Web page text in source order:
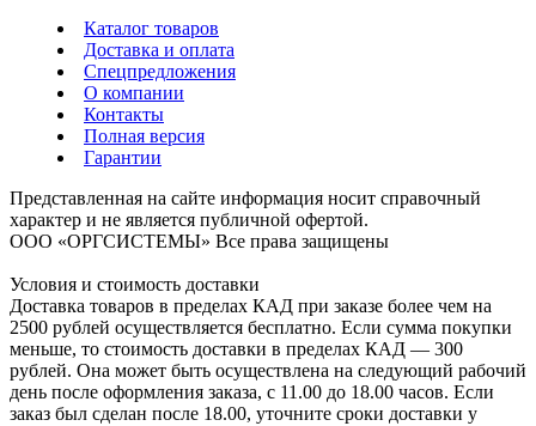
Каталог товаров
Доставка и оплата
Спецпредложения
О компании
Контакты
Полная версия
Гарантии
Представленная на сайте информация носит справочный
характер и не является публичной офертой.
ООО «ОРГСИСТЕМЫ» Все права защищены
Условия и стоимость доставки
Доставка товаров в пределах КАД при заказе более чем на
2500 рублей осуществляется бесплатно. Если сумма покупки
меньше, то стоимость доставки в пределах КАД — 300
рублей. Она может быть осуществлена на следующий рабочий
день после оформления заказа, с 11.00 до 18.00 часов. Если
заказ был сделан после 18.00, уточните сроки доставки у